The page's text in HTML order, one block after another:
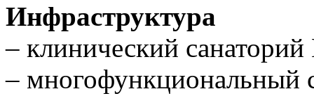
Инфраструктура
– клинический
– многофункциональный